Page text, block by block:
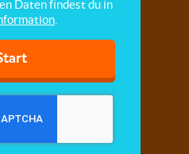
Daten findest du in